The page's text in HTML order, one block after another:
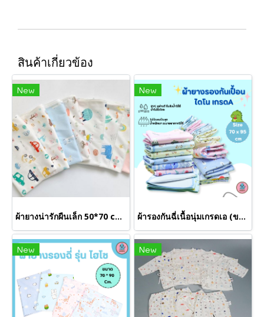
สินค้าเกี่ยวข้อง
New
ผ้ายางน่ารักผืนเล็ก 50*70 cm. (ขายส่งเริ่มต้น 24 ผืน)
New
ผ้ารองกันฉี่เนื้อนุ่มเกรดเอ (ขายส่งเริ่มต้น 12 ผืน )
New New